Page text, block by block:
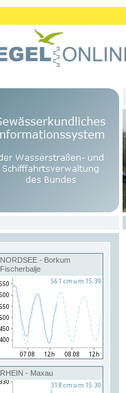
NORDSEE - Borkum
Fischerbalje
RHEIN - Maxau